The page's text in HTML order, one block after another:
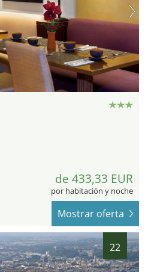
de 433,33 EUR
por habitación y noche
Mostrar oferta
22